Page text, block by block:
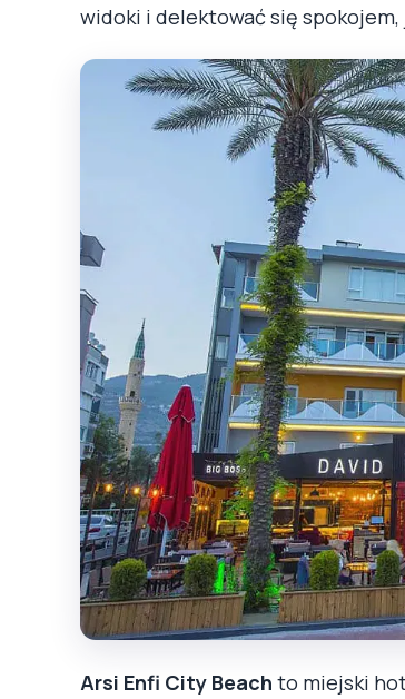
widoki i delektować się
Arsi Enfi City Beach to miejski